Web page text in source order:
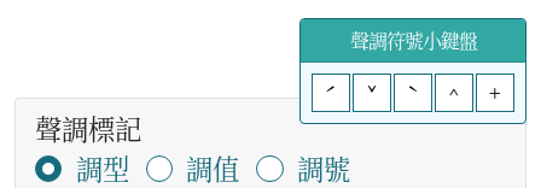
聲調符號小鍵盤
ˊ
ˇ ˋ ^ +
聲調標記
調型
調值
調號